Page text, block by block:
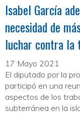
Isabel García
necesidad de
luchar contra
17 Mayo 2021
El diputado por la
participó en una
aspectos de los
subterránea en la